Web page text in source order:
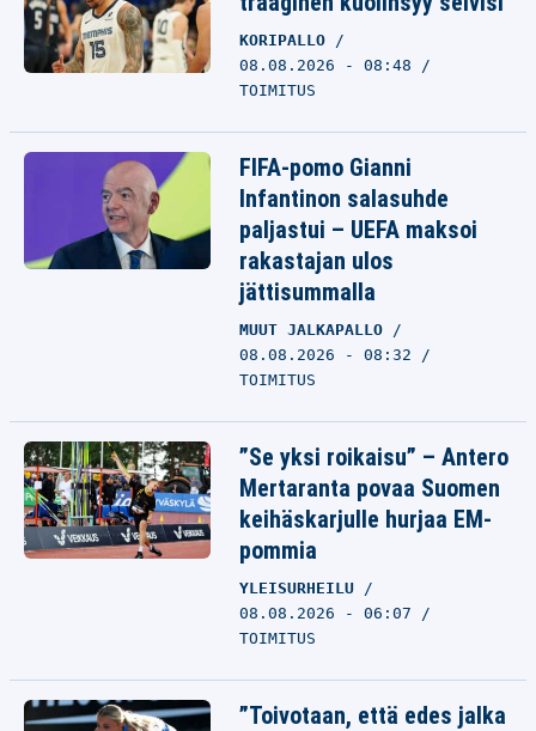
KORIPALLO
08.08.2026 - 08:48
TOIMITUS
FIFA-pomo Gianni
Infantinon salasuhde
paljastui – UEFA maksoi
rakastajan ulos
jättisummalla
MUUT JALKAPALLO
08.08.2026 - 08:32
TOIMITUS
”Se yksi roikaisu” – Antero
Mertaranta povaa Suomen
keihäskarjulle hurjaa EM-
pommia
YLEISURHEILU
08.08.2026 - 06:07
TOIMITUS
”Toivotaan, että edes jalka